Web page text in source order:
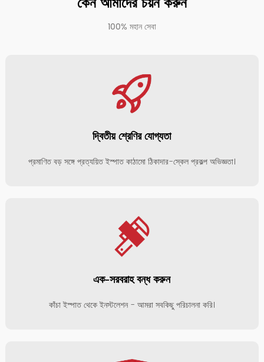
100% মহান সেবা
দ্বিতীয় শ্রেণির যোগ্যতা
প্রমাণিত বড় সঙ্গে প্রত্যয়িত ইস্পাত কাঠামো ঠিকাদার-স্কেল প্রকল্প অভিজ্ঞতা।
এক-সরবরাহ বন্ধ করুন
কাঁচা ইস্পাত থেকে ইনস্টলেশন - আমরা সবকিছু পরিচালনা করি।